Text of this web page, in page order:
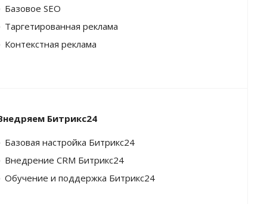
Базовое SEO
Таргетированная реклама
Контекстная реклама
Битрикс24
Базовая настройка Битрикс24
Внедрение CRM Битрикс24
Обучение и поддержка Битрикс24